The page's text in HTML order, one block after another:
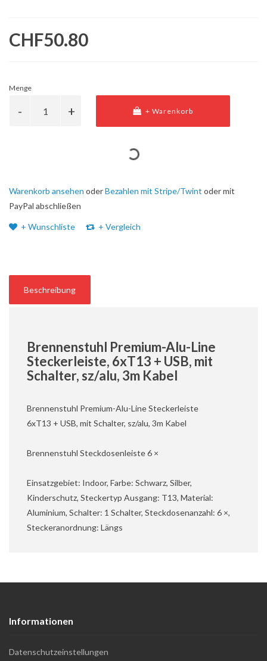
CHF50.80
Menge
+ Warenkorb
Warenkorb ansehen oderBezahlen mit Stripe/Twint oder mit
PayPal abschließen
+ Wunschliste + Vergleich
Beschreibung
Brennenstuhl Premium-Alu-Line
Steckerleiste, 6xT13 + USB, mit
Schalter, sz/alu, 3m Kabel
Brennenstuhl Premium-Alu-Line Steckerleiste
6xT13 + USB, mit Schalter, sz/alu, 3m Kabel
Brennenstuhl Steckdosenleiste 6 ×
Einsatzgebiet: Indoor, Farbe: Schwarz, Silber,
Kinderschutz, Steckertyp Ausgang: T13, Material:
Aluminium, Schalter: 1 Schalter, Steckdosenanzahl: 6 ×,
Steckeranordnung: Längs
Informationen
Datenschutzeinstellungen